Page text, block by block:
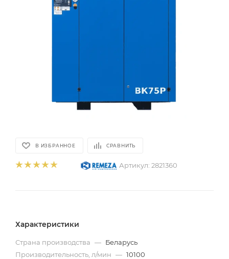
В ИЗБРАННОЕ СРАВНИТЬ
Артикул: 2821360
Характеристики
Страна производства — Беларусь
Производительность, л/мин — 10100